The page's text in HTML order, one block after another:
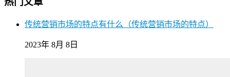
传统营销市场的特点有什么（传统营销市场的特点）
2023年 8月 8日